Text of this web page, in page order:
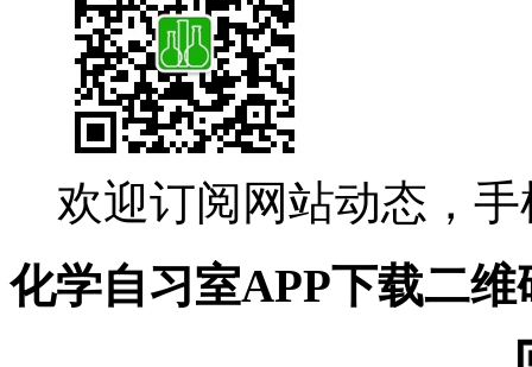
欢迎订阅网站动态，
化学自习室APP下载二维